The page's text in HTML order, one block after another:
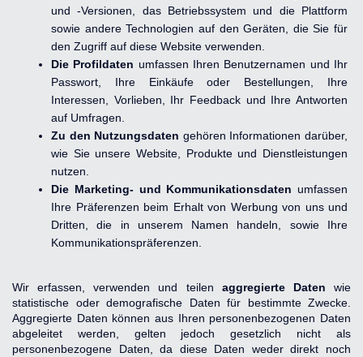
und -Versionen, das Betriebssystem und die Plattform
sowie andere Technologien auf den Geräten, die Sie für
den Zugriff auf diese Website verwenden.
Die Profildaten umfassen Ihren Benutzernamen und Ihr
Passwort, Ihre Einkäufe oder Bestellungen, Ihre
Interessen, Vorlieben, Ihr Feedback und Ihre Antworten
auf Umfragen.
Zu den Nutzungsdaten gehören Informationen darüber,
wie Sie unsere Website, Produkte und Dienstleistungen
nutzen.
Die Marketing- und Kommunikationsdaten umfassen
Ihre Präferenzen beim Erhalt von Werbung von uns und
Dritten, die in unserem Namen handeln, sowie Ihre
Kommunikationspräferenzen.
Wir erfassen, verwenden und teilen aggregierte Daten wie
statistische oder demografische Daten für bestimmte Zwecke.
Aggregierte Daten können aus Ihren personenbezogenen Daten
abgeleitet werden, gelten jedoch gesetzlich nicht als
personenbezogene Daten, da diese Daten weder direkt noch